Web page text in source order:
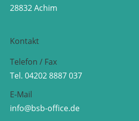
28832 Achim
Kontakt
Telefon / Fax
Tel. 04202 8887 037
E-Mail
info@bsb-office.de